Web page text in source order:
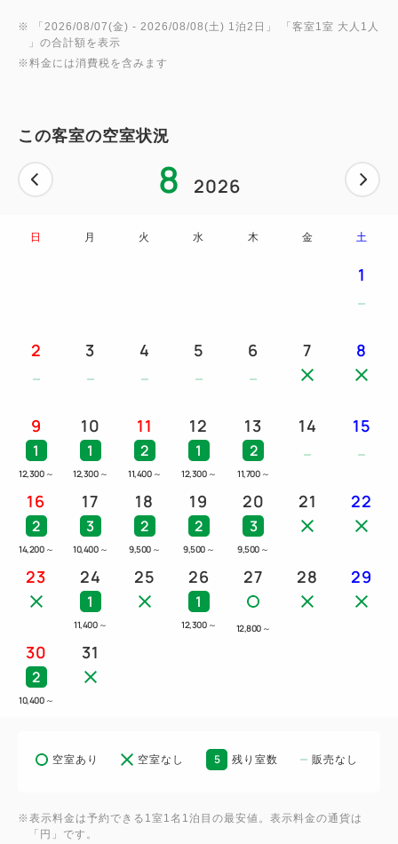
■チェックイン14：00、チェックアウト11：00の最
長21時間ステイ
最新映画など100タイトル以上が見放題！
※ 「 2026/08/07(金) - 2026/08/08(土) 1泊2日 」 「客室1室 大人1人
」の合計額を表示
※料金には消費税を含みます
この客室の空室状況
8 2026
日 月 火 水 木 金 土
1
2 3 4 5 6 7 8
9
1
12,300 ～
10
1
12,300 ～
11
2
11,400 ～
12
1
12,300 ～
13
2
11,700 ～
14 15
16
2
14,200 ～
17
3
10,400 ～
18
2
9,500 ～
19
2
9,500 ～
20
3
9,500 ～
21 22
23 24
1
11,400 ～
25 26
1
12,300 ～
27
12,800 ～
28 29
30
2
10,400 ～
31
空室あり 空室なし 5 残り室数 販売なし
※表示料金は予約できる1室1名1泊目の最安値。表示料金の通貨は
「円」です。